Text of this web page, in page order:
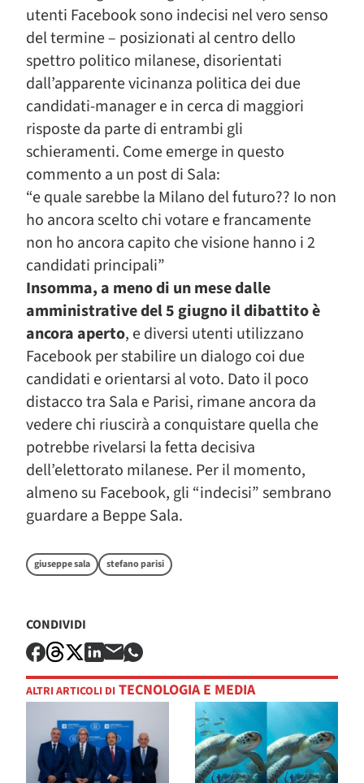
utenti Facebook sono indecisi nel vero senso
del termine – posizionati al centro dello
spettro politico milanese, disorientati
dall’apparente vicinanza politica dei due
candidati-manager e in cerca di maggiori
risposte da parte di entrambi gli
schieramenti. Come emerge in questo
commento a un post di Sala:
“e quale sarebbe la Milano del futuro?? Io non
ho ancora scelto chi votare e francamente
non ho ancora capito che visione hanno i 2
candidati principali”
Insomma, a meno di un mese dalle
amministrative del 5 giugno il dibattito è
ancora aperto, e diversi utenti utilizzano
Facebook per stabilire un dialogo coi due
candidati e orientarsi al voto. Dato il poco
distacco tra Sala e Parisi, rimane ancora da
vedere chi riuscirà a conquistare quella che
potrebbe rivelarsi la fetta decisiva
dell’elettorato milanese. Per il momento,
almeno su Facebook, gli “indecisi” sembrano
guardare a Beppe Sala.
giuseppe sala stefano parisi
CONDIVIDI
ALTRI ARTICOLI DI TECNOLOGIA E MEDIA